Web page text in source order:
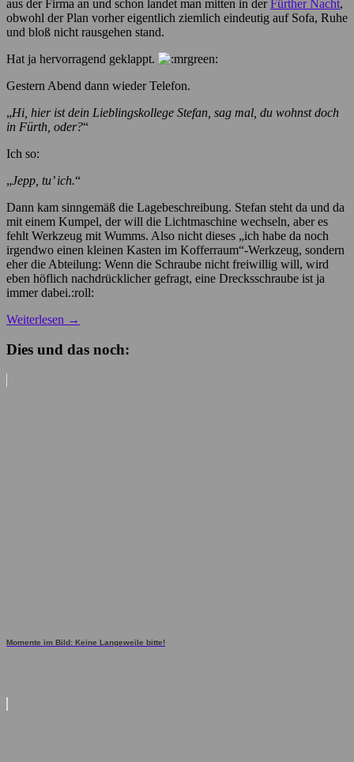
aus der Firma an und schon landet man mitten in derFürther Nacht,
obwohl der Plan vorher eigentlich ziemlich eindeutig auf Sofa, Ruhe
und bloß nicht rausgehen stand.
Hat ja hervorragend geklappt.
Gestern Abend dann wieder Telefon.
„Hi, hier ist dein Lieblingskollege Stefan, sag mal, du wohnst doch
in Fürth, oder?“
Ich so:
„Jepp, tu’ ich.“
Dann kam sinngemäß die Lagebeschreibung. Stefan steht da und da
mit einem Kumpel, der will die Lichtmaschine wechseln, aber es
fehlt Werkzeug mit Wumms. Also nicht dieses „ich habe da noch
irgendwo einen kleinen Kasten im Kofferraum“-Werkzeug, sondern
eher die Abteilung: Wenn die Schraube nicht freiwillig will, wird
eben höflich nachdrücklicher gefragt, eine Drecksschraube ist ja
immer dabei.:roll:
Weiterlesen →
Dies und das noch:
Momente im Bild: Keine Langeweile bitte!